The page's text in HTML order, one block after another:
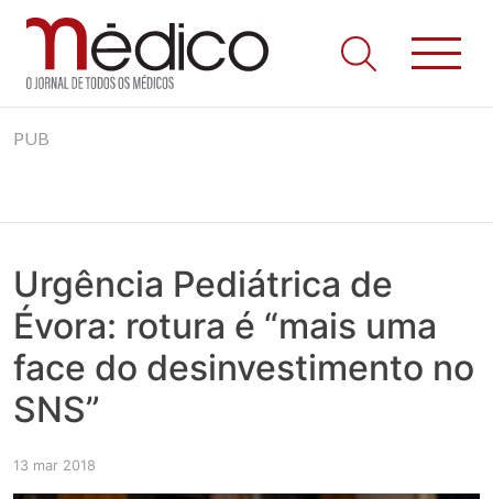
to
Jornal Médico
Médico – O Jornal de Todos os Médicos. Onde as notícias
realmente contam! Tudo o que se passa na Saúde!
PUB
Urgência Pediátrica de
Évora: rotura é “mais uma
face do desinvestimento no
SNS”
13 mar 2018